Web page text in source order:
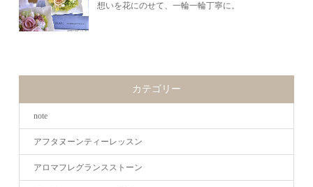
想いを花にのせて、一輪一輪丁寧に。
カテゴリー
note
アフタヌーンティーレッスン
アロマフレグランスストーン